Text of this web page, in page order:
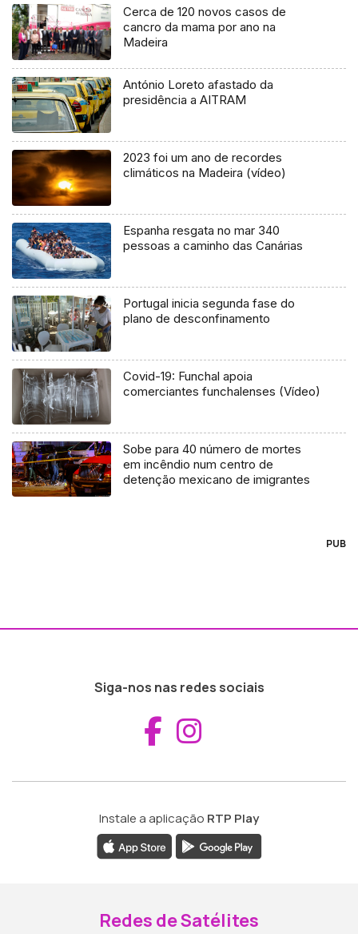
Cerca de 120 novos casos de
cancro da mama por ano na
Madeira
António Loreto afastado da
presidência a AITRAM
2023 foi um ano de recordes
climáticos na Madeira (vídeo)
Espanha resgata no mar 340
pessoas a caminho das Canárias
Portugal inicia segunda fase do
plano de desconfinamento
Covid-19: Funchal apoia
comerciantes funchalenses (Vídeo)
Sobe para 40 número de mortes
em incêndio num centro de
detenção mexicano de imigrantes
PUB
Siga-nos nas redes sociais
Aceder ao
Instale a aplicação RTP Play
Redes de Satélites